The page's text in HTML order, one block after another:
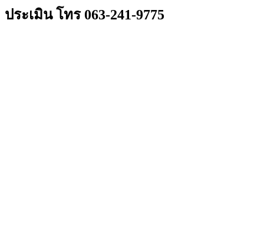
ประเมิน โทร 063-241-9775